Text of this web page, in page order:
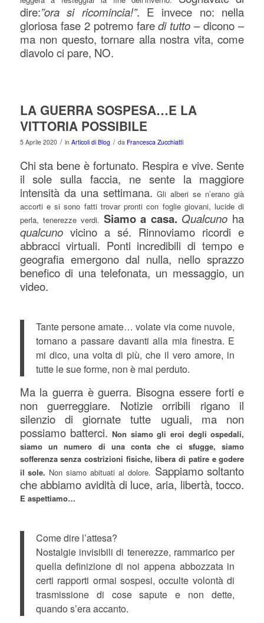
dire:”ora si ricomincia!”. E invece no: nella
gloriosa fase 2 potremo faredi tutto – dicono –
ma non questo, tornare alla nostra vita, come
diavolo ci pare, NO.
LA GUERRA SOSPESA…E LA
VITTORIA POSSIBILE
5 Aprile 2020 / in Articoli di Blog / da Francesca Zucchiatti
Chi sta bene è fortunato. Respira e vive. Sente
il sole sulla faccia, ne sente la maggiore
intensità da una settimana. Gli alberi se n’erano già
accorti e si sono fatti trovar pronti con foglie giovani, lucide di
perla, tenerezze verdi. Siamo a casa. Qualcuno ha
qualcunovicino a sé. Rinnoviamo ricordi e
abbracci virtuali. Ponti incredibili di tempo e
geografia emergono dal nulla, nello sprazzo
benefico di una telefonata, un messaggio, un
video.
Tante persone amate… volate via come nuvole,
tornano a passare davanti alla mia finestra. E
mi dico, una volta di più, che il vero amore, in
tutte le sue forme, non è mai perduto.
Ma la guerra è guerra. Bisogna essere forti e
non guerreggiare. Notizie orribili rigano il
silenzio di giornate tutte uguali, ma non
possiamo batterci. Non siamo gli eroi degli ospedali,
siamo un numero di una conta che ci sfugge, siamo
sofferenza senza costrizioni fisiche, libera di patire e godere
il sole. Non siamo abituati al dolore. Sappiamo soltanto
che abbiamo avidità di luce, aria, libertà, tocco.
E aspettiamo…
Come dire l’attesa?
Nostalgie invisibili di tenerezze, rammarico per
quella definizione di noi appena abbozzata in
certi rapporti ormai sospesi, occulte volontà di
trasmissione di cose sapute e non dette,
quando s’era accanto.